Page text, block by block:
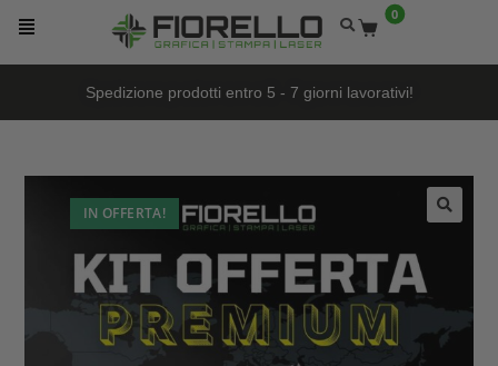
0
Spedizione prodotti entro 5 - 7 giorni lavorativi!
IN OFFERTA!